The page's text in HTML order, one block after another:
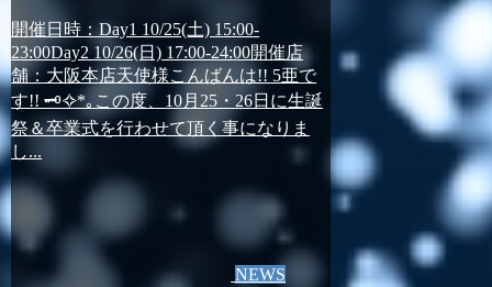
開催日時：Day1 10/25(土) 15:00-
23:00Day2 10/26(日) 17:00-24:00開催店
舗：大阪本店天使様こんばんは!! 5亜で
す!! 🗝✧*｡この度、10月25・26日に生誕
祭＆卒業式を行わせて頂く事になりま
し...
NEWS